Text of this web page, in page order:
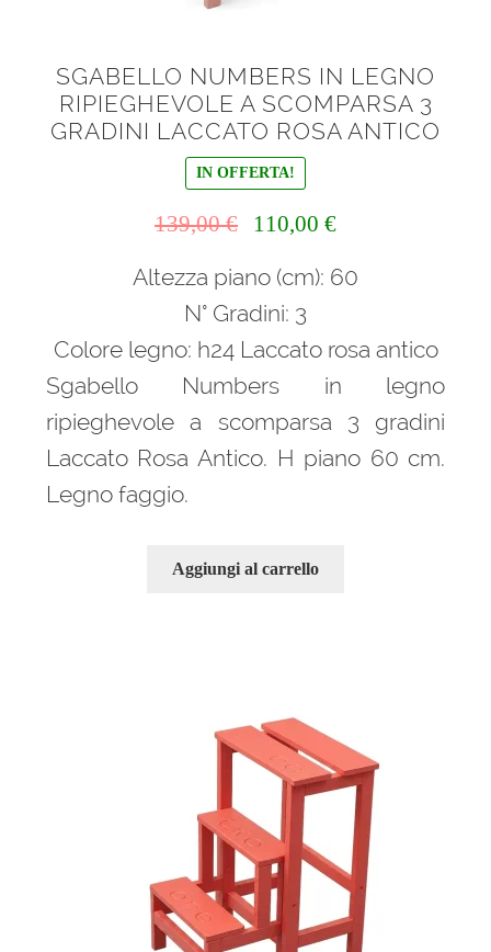
SGABELLO NUMBERS IN LEGNO
RIPIEGHEVOLE A SCOMPARSA 3
GRADINI LACCATO ROSA ANTICO
IN OFFERTA!
139,00€
originale
139,00 €.
110,00 €Il
attuale
Altezza piano (cm): 60
N° Gradini: 3
Colore legno: h24 Laccato rosa antico
Sgabello Numbers in legno
ripieghevole a scomparsa 3 gradini
Laccato Rosa Antico. H piano 60 cm.
Legno faggio.
Aggiungi al carrello